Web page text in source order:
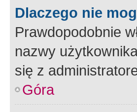
Dlaczego nie
Prawdopodobnie
nazwy
się z
Góra